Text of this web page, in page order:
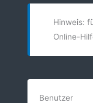
Hinweis:
Online-
Benutzer